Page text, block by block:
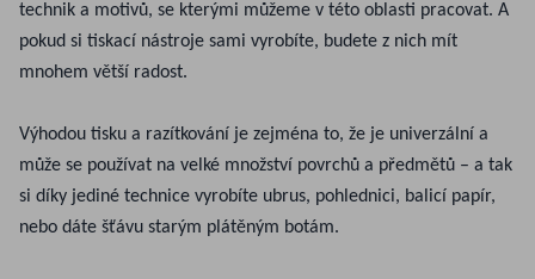
technik a motivů, se kterými můžeme v této oblasti pracovat. A
pokud si tiskací nástroje sami vyrobíte, budete z nich mít
mnohem větší radost.
Výhodou tisku a razítkování je zejména to, že je univerzální a
může se používat na velké množství povrchů a předmětů – a tak
si díky jediné technice vyrobíte ubrus, pohlednici, balicí papír,
nebo dáte šťávu starým plátěným botám.